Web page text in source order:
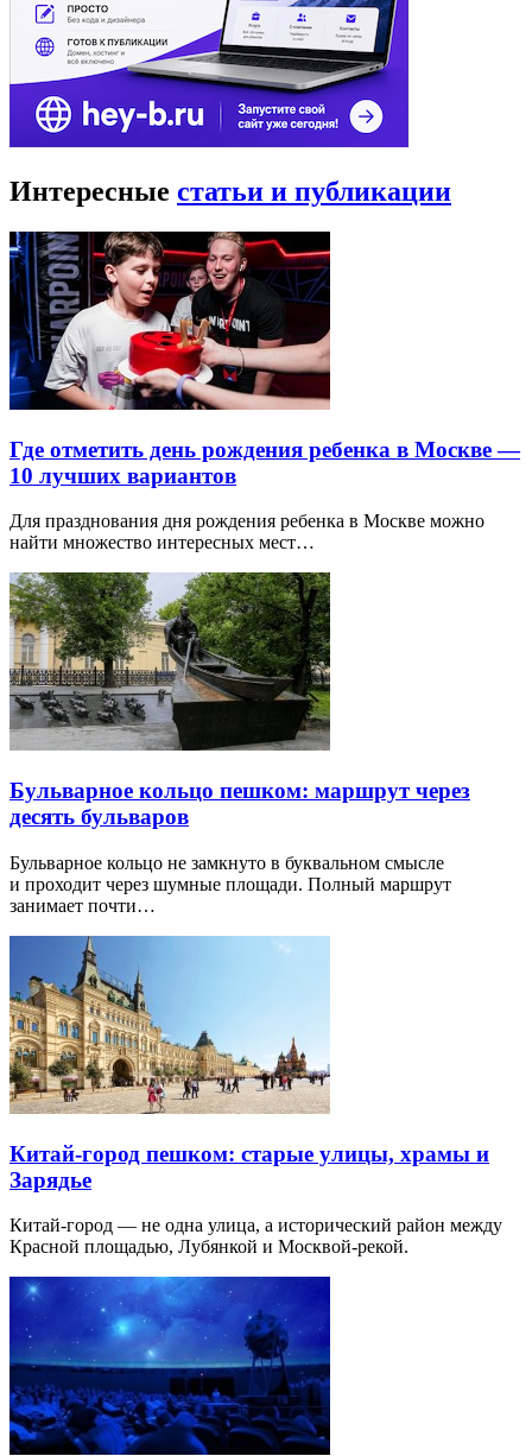
Интересные статьи и публикации
Где отметить день рождения ребенка в Москве —
10 лучших вариантов
Для празднования дня рождения ребенка в Москве можно
найти множество интересных мест…
Бульварное кольцо пешком: маршрут через
десять бульваров
Бульварное кольцо не замкнуто в буквальном смысле
и проходит через шумные площади. Полный маршрут
занимает почти…
Китай-город пешком: старые улицы, храмы и
Зарядье
Китай-город — не одна улица, а исторический район между
Красной площадью, Лубянкой и Москвой-рекой.